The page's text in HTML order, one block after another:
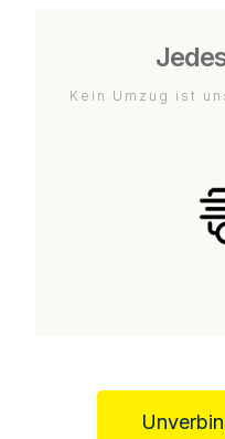
Kein Umzug ist